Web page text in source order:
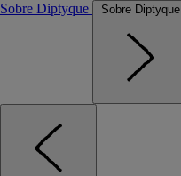
Sobre Diptyque
Sobre Diptyque